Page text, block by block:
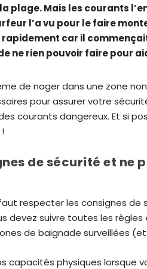
plage. Mais les courants
l’a vu pour le faire
car il
ne rien pouvoir faire pour
de nager dans une zone
pour assurer votre
courants dangereux. Et si
de sécurité et ne
respecter les consignes
devez suivre toutes les
de baignade surveillées
capacités physiques lorsque